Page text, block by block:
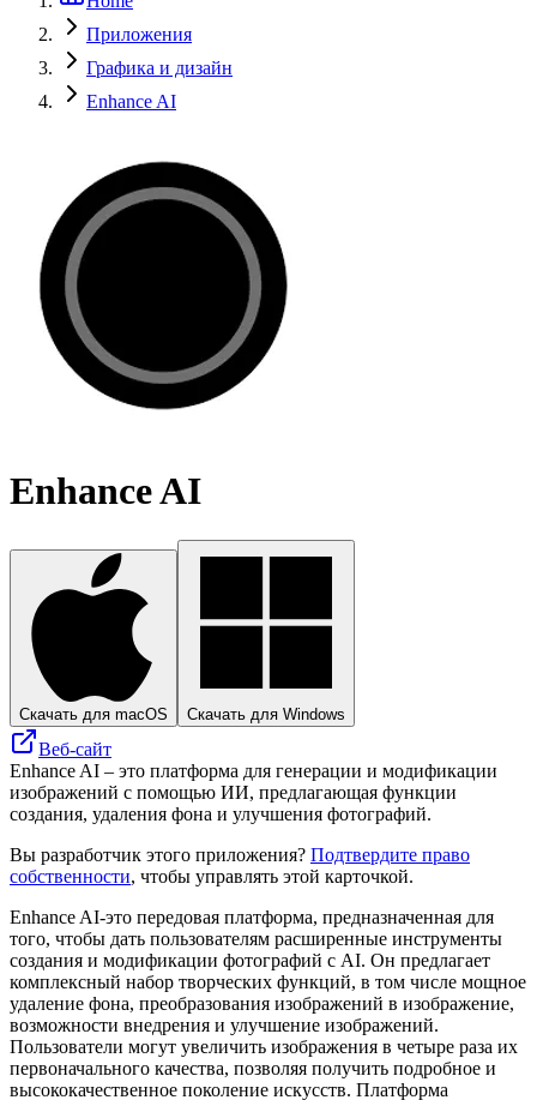
Приложения
Графика и дизайн
Enhance AI
Enhance AI
Скачать для macOS Скачать для Windows
Веб-сайт
Enhance AI – это платформа для генерации и модификации
изображений с помощью ИИ, предлагающая функции
создания, удаления фона и улучшения фотографий.
Вы разработчик этого приложения? Подтвердите право
собственности, чтобы управлять этой карточкой.
Enhance AI-это передовая платформа, предназначенная для
того, чтобы дать пользователям расширенные инструменты
создания и модификации фотографий с AI. Он предлагает
комплексный набор творческих функций, в том числе мощное
удаление фона, преобразования изображений в изображение,
возможности внедрения и улучшение изображений.
Пользователи могут увеличить изображения в четыре раза их
первоначального качества, позволяя получить подробное и
высококачественное поколение искусств. Платформа